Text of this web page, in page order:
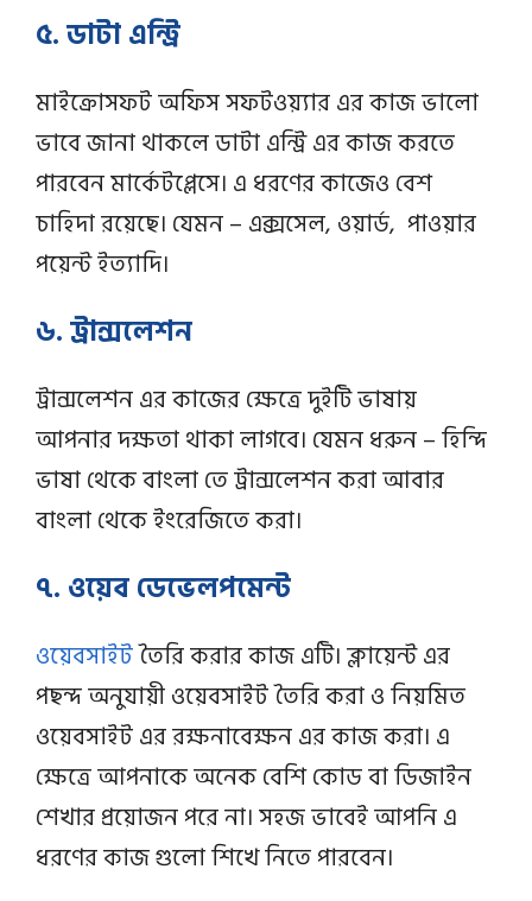
৫. ডাটা এন্ট্রি
মাইক্রোসফট অফিস সফটওয়্যার এর কাজ ভালো
ভাবে জানা থাকলে ডাটা এন্ট্রি এর কাজ করতে
পারবেন মার্কেটপ্লেসে। এ ধরণের কাজেও বেশ
চাহিদা রয়েছে। যেমন – এক্সসেল, ওয়ার্ড, পাওয়ার
পয়েন্ট ইত্যাদি।
৬. ট্রান্সলেশন
ট্রান্সলেশন এর কাজের ক্ষেত্রে দুইটি ভাষায়
আপনার দক্ষতা থাকা লাগবে। যেমন ধরুন – হিন্দি
ভাষা থেকে বাংলা তে ট্রান্সলেশন করা আবার
বাংলা থেকে ইংরেজিতে করা।
৭. ওয়েব ডেভেলপমেন্ট
ওয়েবসাইটতৈরি করার কাজ এটি। ক্লায়েন্ট এর
পছন্দ অনুযায়ী ওয়েবসাইট তৈরি করা ও নিয়মিত
ওয়েবসাইট এর রক্ষনাবেক্ষন এর কাজ করা। এ
ক্ষেত্রে আপনাকে অনেক বেশি কোড বা ডিজাইন
শেখার প্রয়োজন পরে না। সহজ ভাবেই আপনি এ
ধরণের কাজ গুলো শিখে নিতে পারবেন।